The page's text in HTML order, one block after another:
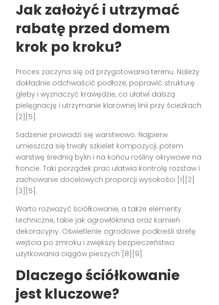
Jak założyć i utrzymać
rabatę przed domem
krok po kroku?
Proces zaczyna się od przygotowania terenu. Należy
dokładnie odchwaścić podłoże, poprawić strukturę
gleby i wyznaczyć krawędzie, co ułatwi dalszą
pielęgnację i utrzymanie klarownej linii przy ścieżkach
[2][5].
Sadzenie prowadzi się warstwowo. Najpierw
umieszcza się trwały szkielet kompozycji, potem
warstwę średnią bylin i na końcu rośliny okrywowe na
froncie. Taki porządek prac ułatwia kontrolę rozstaw i
zachowanie docelowych proporcji wysokości [1][2]
[3][5].
Warto rozważyć ściółkowanie, a także elementy
techniczne, takie jak agrowłóknina oraz kamień
dekoracyjny. Oświetlenie ogrodowe podkreśli strefę
wejścia po zmroku i zwiększy bezpieczeństwo
użytkowania ciągów pieszych [8][9].
Dlaczego ściółkowanie
jest kluczowe?